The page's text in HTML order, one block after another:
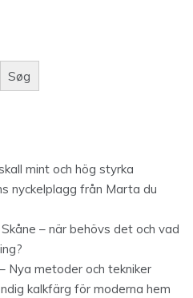
Søg
mint och hög styrka
nyckelplagg från Marta du
– när behövs det och vad
Nya metoder och tekniker
kalkfärg för moderna hem